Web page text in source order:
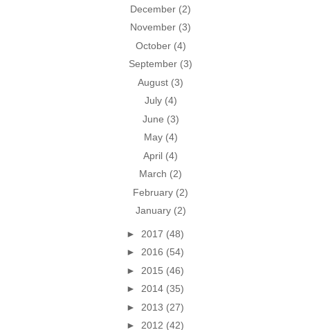
December (2)
November (3)
October (4)
September (3)
August (3)
July (4)
June (3)
May (4)
April (4)
March (2)
February (2)
January (2)
► 2017 (48)
► 2016 (54)
► 2015 (46)
► 2014 (35)
► 2013 (27)
► 2012 (42)